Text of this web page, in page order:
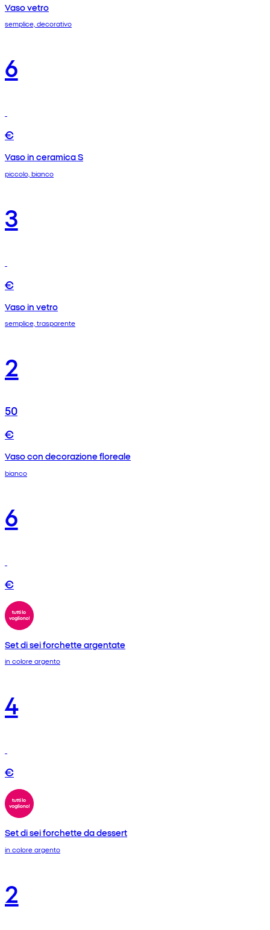
Vaso vetro
semplice, decorativo
6
€
Vaso in ceramica S
piccolo, bianco
3
€
Vaso in vetro
semplice, trasparente
2
50
€
Vaso con decorazione floreale
bianco
6
€
Set di sei forchette argentate
in colore argento
4
€
Set di sei forchette da dessert
in colore argento
2